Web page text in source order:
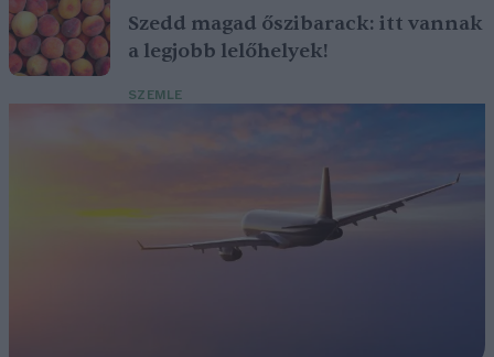
Szedd magad őszibarack: itt vannak
a legjobb lelőhelyek!
SZEMLE